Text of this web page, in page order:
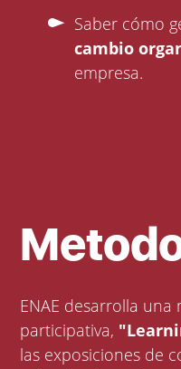
Saber cómo
cambio
empresa.
ENAE desarrolla
participativa,
las exposiciones de